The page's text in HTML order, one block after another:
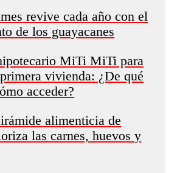
revive cada año con el
de los guayacanes
MiTi MiTi para
vivienda: ¿De qué
acceder?
alimenticia de
las carnes, huevos y